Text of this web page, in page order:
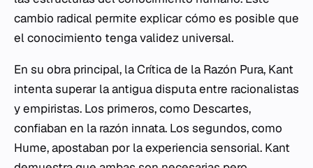
cambio radical permite explicar cómo es posible que
el conocimiento tenga validez universal.
En su obra principal, laCrítica de la Razón Pura, Kant
intenta superar la antigua disputa entre racionalistas
y empiristas. Los primeros, como Descartes,
confiaban en la razón innata. Los segundos, como
Hume, apostaban por la experiencia sensorial. Kant